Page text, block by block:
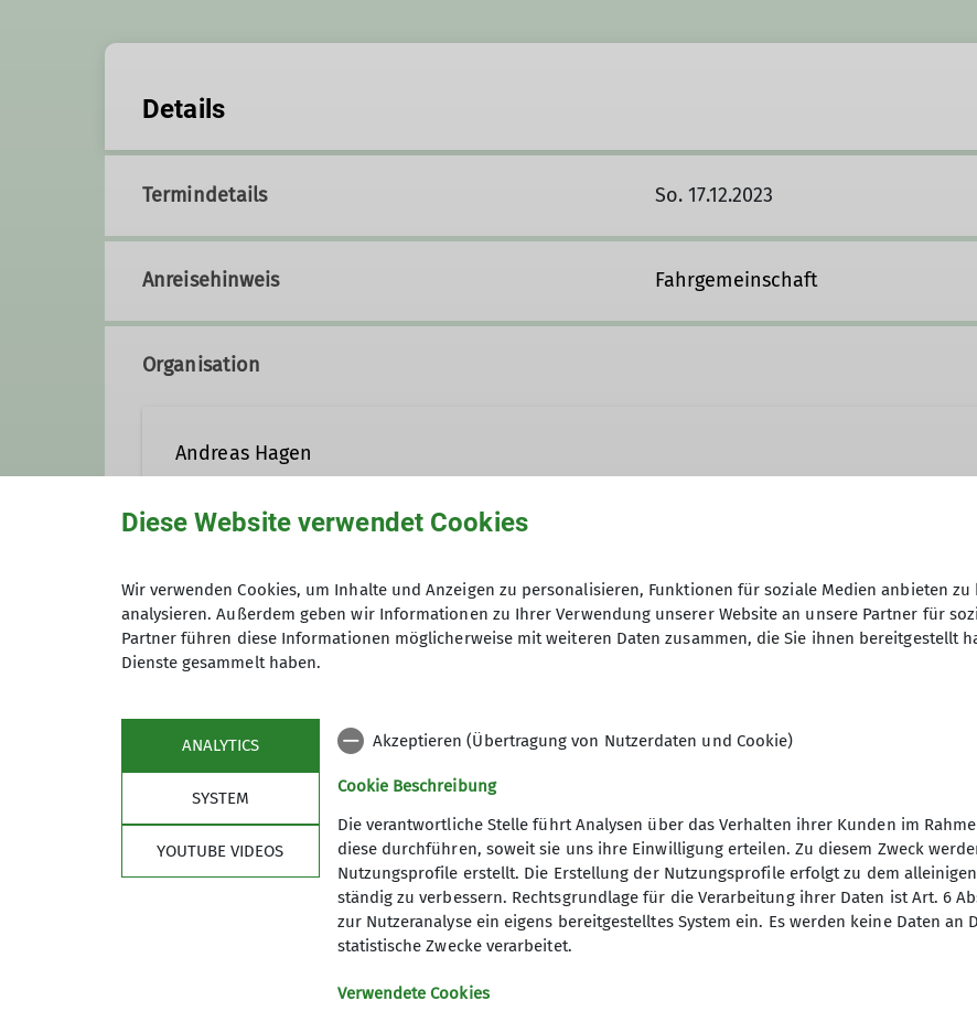
Details
Termindetails So. 17.12.2023
Anreisehinweis Fahrgemeinschaft
Organisation
Andreas Hagen
Qualifikationen
Anmeldung Anfrage senden
Maximale Teilnehmeranzahl
Service
Mitglied werden
Diese Website verwendet Cookies
Wir verwenden Cookies, um Inhalte und Anzeigen zu personalisieren, Funktionen für soziale Medien anbieten
analysieren. Außerdem geben wir Informationen zu Ihrer Verwendung unserer Website an unsere Partner für
Partner führen diese Informationen möglicherweise mit weiteren Daten zusammen, die Sie ihnen bereitgestellt
Dienste gesammelt haben.
ANALYTICS
SYSTEM
YOUTUBE VIDEOS
Akzeptieren (Übertragung von Nutzerdaten und Cookie)
Cookie Beschreibung
Die verantwortliche Stelle führt Analysen über das Verhalten ihrer Kunden im
diese durchführen, soweit sie uns ihre Einwilligung erteilen. Zu diesem Zweck
Nutzungsprofile erstellt. Die Erstellung der Nutzungsprofile erfolgt zu dem
ständig zu verbessern. Rechtsgrundlage für die Verarbeitung ihrer Daten ist Art. 6
zur Nutzeranalyse ein eigens bereitgestelltes System ein. Es werden keine Daten
statistische Zwecke verarbeitet.
Verwendete Cookies